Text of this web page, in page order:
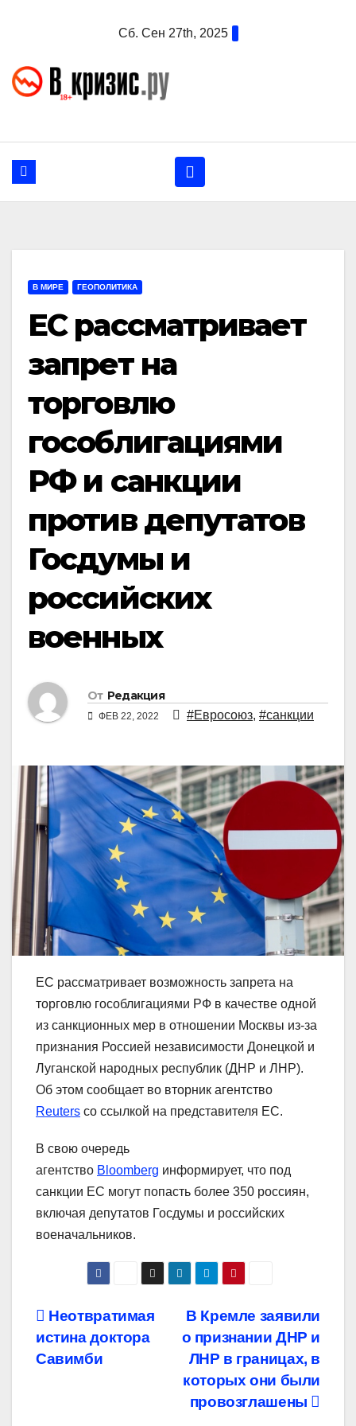
Сб. Сен 27th, 2025
В МИРЕ ГЕОПОЛИТИКА
ЕС рассматривает
запрет на
торговлю
гособлигациями
РФ и санкции
против депутатов
Госдумы и
российских
военных
От Редакция
ФЕВ 22, 2022 #Евросоюз, #санкции
ЕС рассматривает возможность запрета на
торговлю гособлигациями РФ в качестве одной
из санкционных мер в отношении Москвы из-за
признания Россией независимости Донецкой и
Луганской народных республик (ДНР и ЛНР).
Об этом сообщает во вторник агентство
Reuters со ссылкой на представителя ЕС.
В свою очередь
агентство Bloomberg информирует, что под
санкции ЕС могут попасть более 350 россиян,
включая депутатов Госдумы и российских
военачальников.
Навигация
по
В Кремле заявили
о признании ДНР и
ЛНР в границах, в
которых они были
провозглашены
Неотвратимая
истина доктора
Савимби